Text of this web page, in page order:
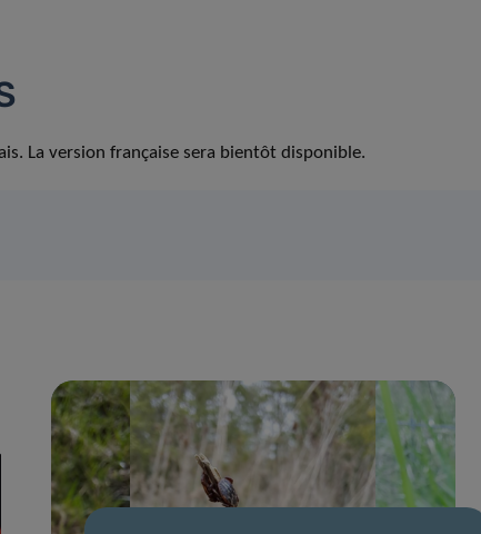
La version française sera bientôt disponible.